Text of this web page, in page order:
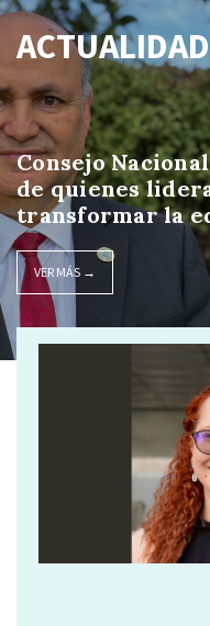
ACTUALIDAD
Consejo
de quienes
transformar la
VER MÁS →